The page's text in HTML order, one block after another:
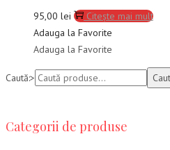
95,00 lei
Citește mai mult
Adauga la Favorite
Adauga la Favorite
Caută:>
Categorii de produse